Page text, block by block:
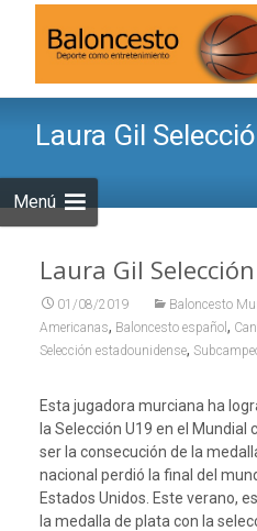
Menú
Laura Gil
Laura Gil
01/08/2019 Baloncesto
Americanas, Baloncesto español ,
Selección estadounidense,
Esta jugadora murciana ha
la Selección U19 en el Mundial
ser la consecución de la
nacional perdió la final del
Estados Unidos. Este verano,
la medalla de plata con la